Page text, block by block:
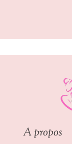
A propos